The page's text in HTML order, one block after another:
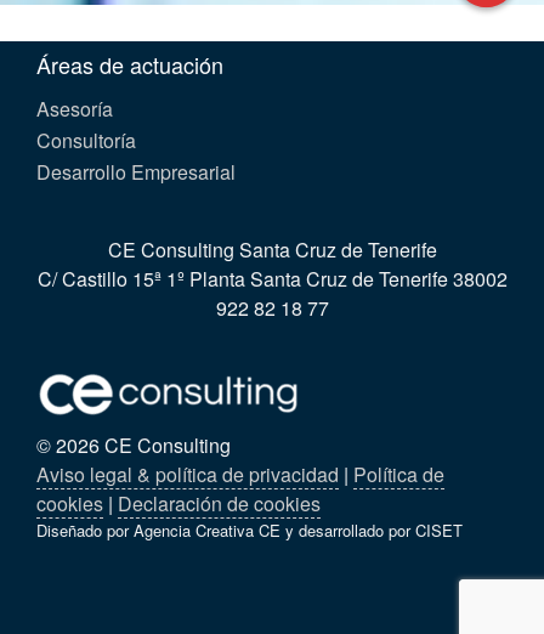
Áreas de actuación
Asesoría
Consultoría
Desarrollo Empresarial
CE Consulting Santa Cruz de Tenerife
C/ Castillo 15ª 1º Planta Santa Cruz de Tenerife 38002
922 82 18 77
© 2026 CE Consulting
Aviso legal & política de privacidad | Política de
cookies | Declaración de cookies
Diseñado por Agencia Creativa CE y desarrollado por CISET